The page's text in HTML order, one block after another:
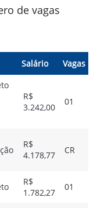
de vagas
Salário Vagas
R$
3.242,00
01
R$
4.178,77
CR
R$
1.782,27
01